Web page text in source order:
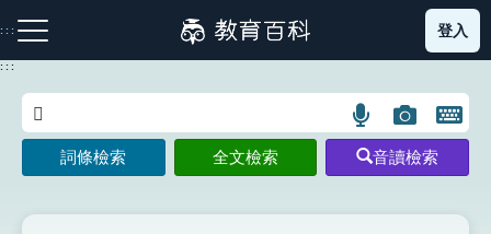
到
主
:::
注音索引圖示 筆畫索引圖示 部首索引表圖示
登入
:::
語
言
搜
圖
片
搜
開
鍵
圖
詞條檢索 全文檢索 音讀檢索